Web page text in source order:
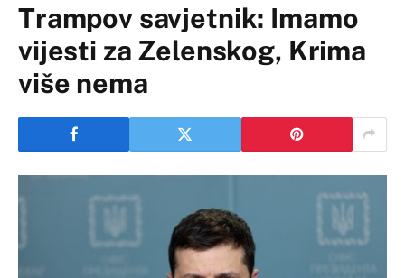
Trampov savjetnik: Imamo
vijesti za Zelenskog, Krima
više nema